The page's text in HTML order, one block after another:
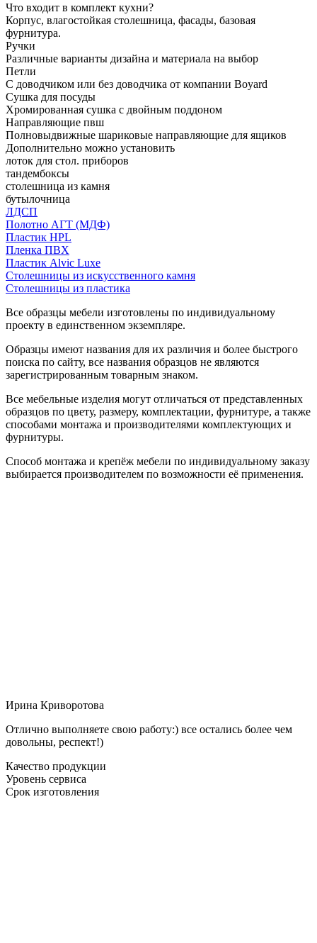
Что входит в комплект кухни?
Корпус, влагостойкая столешница, фасады, базовая
фурнитура.
Ручки
Различные варианты дизайна и материала на выбор
Петли
С доводчиком или без доводчика от компании Boyard
Сушка для посуды
Хромированная сушка с двойным поддоном
Направляющие пвш
Полновыдвижные шариковые направляющие для ящиков
Дополнительно можно установить
лоток для стол. приборов
тандембоксы
столешница из камня
бутылочница
ЛДСП
Полотно АГТ (МДФ)
Пластик HPL
Пленка ПВХ
Пластик Alvic Luxe
Столешницы из искусственного камня
Столешницы из пластика
Все образцы мебели изготовлены по индивидуальному
проекту в единственном экземпляре.
Образцы имеют названия для их различия и более быстрого
поиска по сайту, все названия образцов не являются
зарегистрированным товарным знаком.
Все мебельные изделия могут отличаться от представленных
образцов по цвету, размеру, комплектации, фурнитуре, а также
способами монтажа и производителями комплектующих и
фурнитуры.
Способ монтажа и крепёж мебели по индивидуальному заказу
выбирается производителем по возможности её применения.
Ирина Криворотова
Отлично выполняете свою работу:) все остались более чем
довольны, респект!)
Качество продукции
Уровень сервиса
Срок изготовления